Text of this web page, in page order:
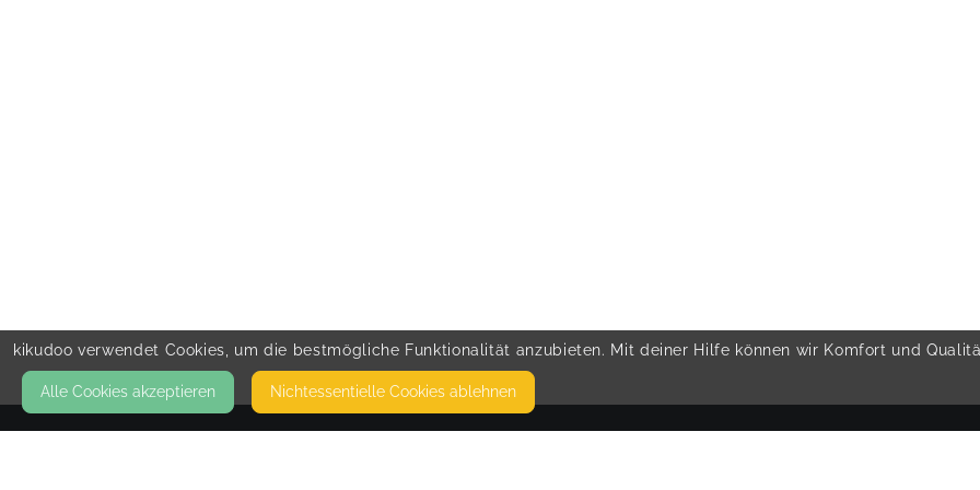
kikudoo verwendet Cookies, um die bestmögliche Funktionalität anzubieten. Mit deiner Hilfe können wir Komfort und
Alle Cookies akzeptieren Nicht­essentielle Cookies ablehnen